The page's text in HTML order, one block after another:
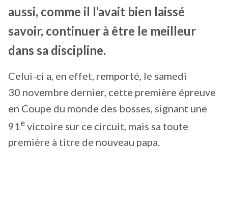
aussi, comme il l’avait bien laissé
savoir, continuer à être le meilleur
dans sa discipline.
Celui-ci a, en effet, remporté, le samedi
30 novembre dernier, cette première épreuve
en Coupe du monde des bosses, signant une
91 e victoire sur ce circuit, mais sa toute
première à titre de nouveau papa.